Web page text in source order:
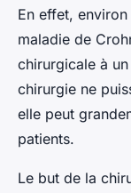
En effet,
maladie de
chirurgicale à
chirurgie ne
elle peut
patients.
Le but de la